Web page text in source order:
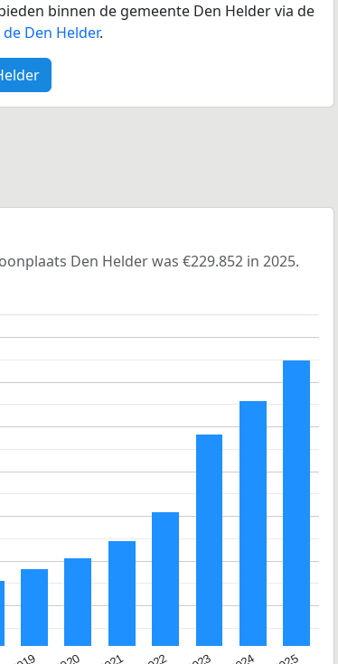
binnen de gemeente Den Helder via de
Den Helder.
Den Helder was €229.852 in 2025.